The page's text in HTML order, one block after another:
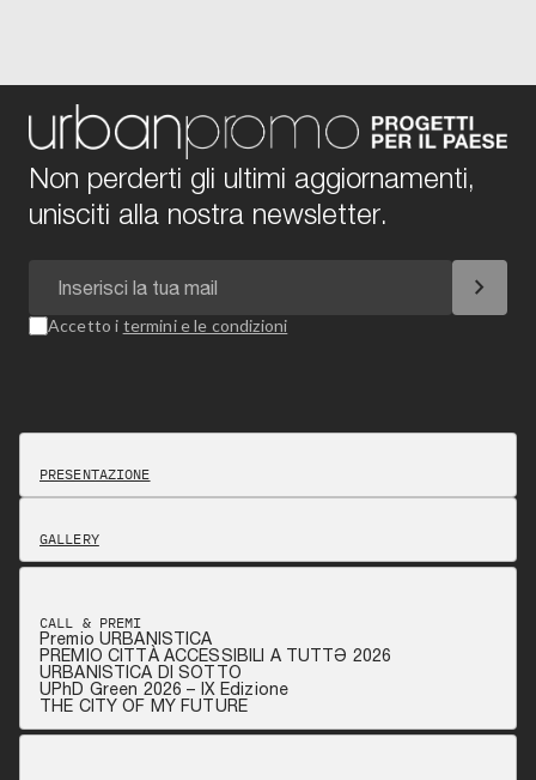
Non perderti gli ultimi aggiornamenti,
unisciti alla nostra newsletter.
chevron_right
Accetto i termini e le condizioni
PRESENTAZIONE
GALLERY
CALL & PREMI
Premio URBANISTICA
PREMIO CITTÀ ACCESSIBILI A TUTTƏ 2026
URBANISTICA DI SOTTO
UPhD Green 2026 – IX Edizione
THE CITY OF MY FUTURE